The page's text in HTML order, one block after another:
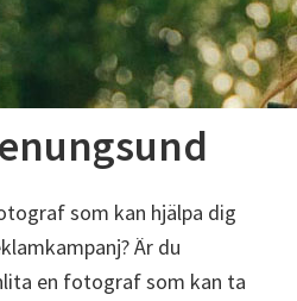
som kan hjälpa dig
Är du
en fotograf som kan ta